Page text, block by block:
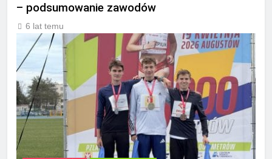
– podsumowanie zawodów
6 lat temu